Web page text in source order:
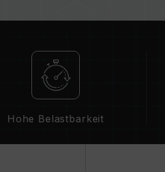
Hohe Belastbarkeit